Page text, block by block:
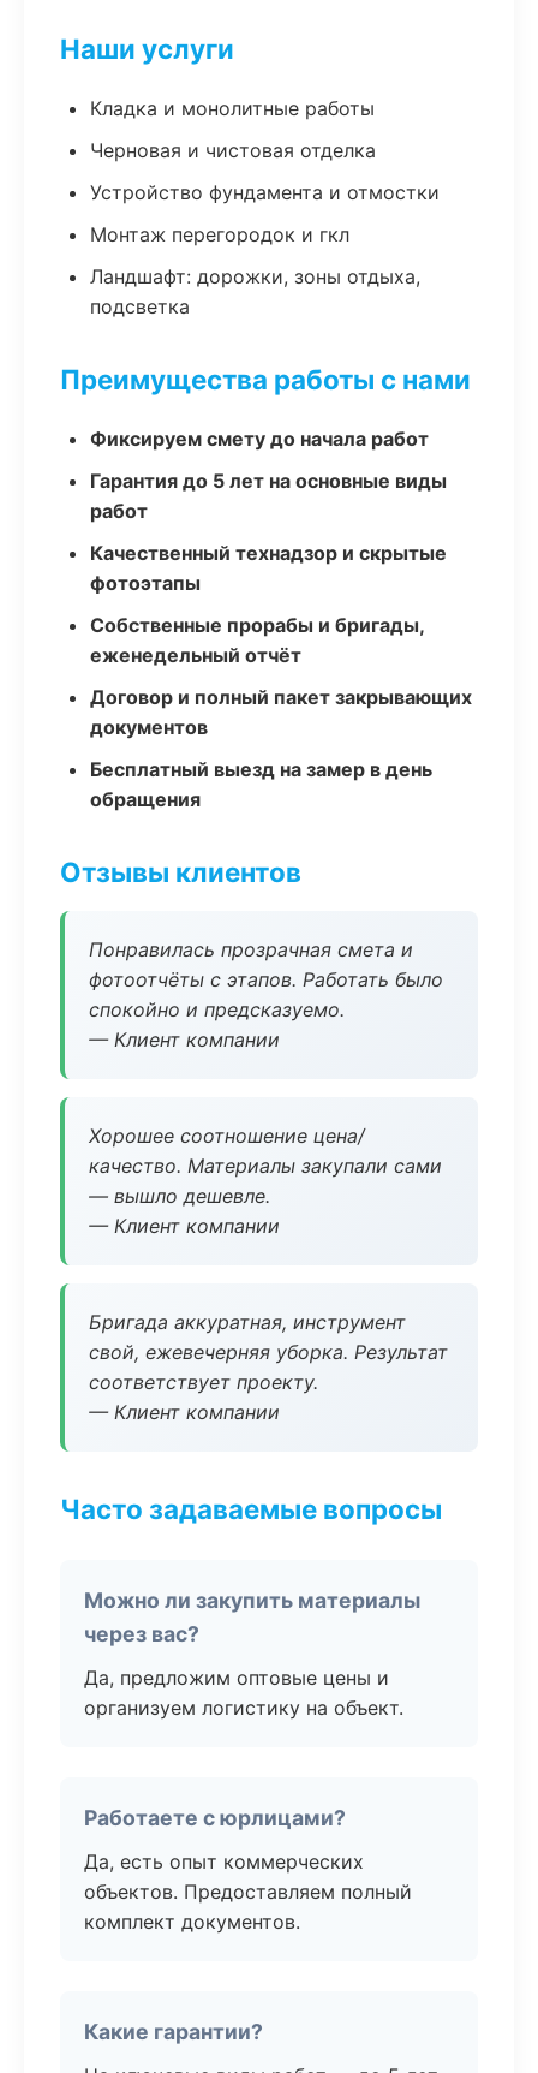
Наши услуги
Кладка и монолитные работы
Черновая и чистовая отделка
Устройство фундамента и отмостки
Монтаж перегородок и гкл
Ландшафт: дорожки, зоны отдыха,
подсветка
Преимущества работы с нами
Фиксируем смету до начала работ
Гарантия до 5 лет на основные виды
работ
Качественный технадзор и скрытые
фотоэтапы
Собственные прорабы и бригады,
еженедельный отчёт
Договор и полный пакет закрывающих
документов
Бесплатный выезд на замер в день
обращения
Отзывы клиентов
Понравилась прозрачная смета и
фотоотчёты с этапов. Работать было
спокойно и предсказуемо.
— Клиент компании
Хорошее соотношение цена/
качество. Материалы закупали сами
— вышло дешевле.
— Клиент компании
Бригада аккуратная, инструмент
свой, ежевечерняя уборка. Результат
соответствует проекту.
— Клиент компании
Часто задаваемые вопросы
Можно ли закупить материалы
через вас?
Да, предложим оптовые цены и
организуем логистику на объект.
Работаете с юрлицами?
Да, есть опыт коммерческих
объектов. Предоставляем полный
комплект документов.
Какие гарантии?